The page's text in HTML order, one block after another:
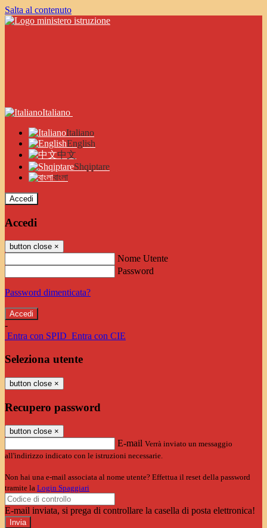
Salta al contenuto
Italiano
Italiano
English
中文
Shqiptare
বাংলা
Accedi
Accedi
button close ×
Nome Utente
Password
Password dimenticata?
-
Entra con SPID Entra con CIE
Seleziona utente
button close ×
Recupero password
button close ×
E-mail Verrà inviato un messaggio
all'indirizzo indicato con le istruzioni necessarie.
Non hai una e-mail associata al nome utente? Effettua il reset della password
tramite la Login Spaggiari
E-mail inviata, si prega di controllare la casella di posta elettronica!